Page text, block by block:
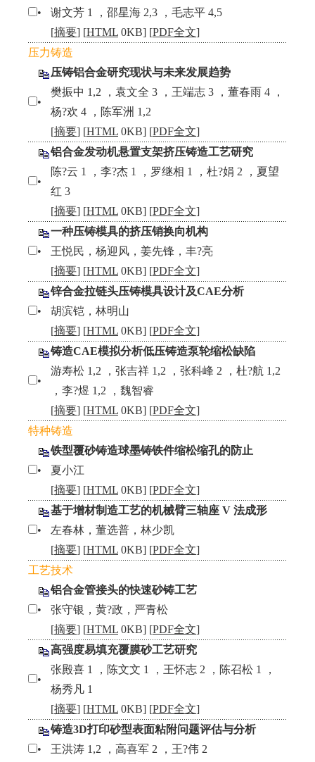
•
谢文芳 1 ，邵星海 2,3 ，毛志平 4,5
[摘要] [HTML 0KB] [PDF全文]
压力铸造
压铸铝合金研究现状与未来发展趋势
•
樊振中 1,2 ，袁文全 3 ，王端志 3 ，董春雨 4 ，
杨?欢 4 ，陈军洲 1,2
[摘要] [HTML 0KB] [PDF全文]
铝合金发动机悬置支架挤压铸造工艺研究
•
陈?云 1 ，李?杰 1 ，罗继相 1 ，杜?娟 2 ，夏望
红 3
[摘要] [HTML 0KB] [PDF全文]
一种压铸模具的挤压销换向机构
•
王悦民，杨迎风，姜先锋，丰?亮
[摘要] [HTML 0KB] [PDF全文]
锌合金拉链头压铸模具设计及CAE分析
•
胡滨铠，林明山
[摘要] [HTML 0KB] [PDF全文]
铸造CAE模拟分析低压铸造泵轮缩松缺陷
•
游寿松 1,2 ，张吉祥 1,2 ，张科峰 2 ，杜?航 1,2
，李?煜 1,2 ，魏智睿
[摘要] [HTML 0KB] [PDF全文]
特种铸造
铁型覆砂铸造球墨铸铁件缩松缩孔的防止
•
夏小江
[摘要] [HTML 0KB] [PDF全文]
基于增材制造工艺的机械臂三轴座 V 法成形
•
左春林，董选普，林少凯
[摘要] [HTML 0KB] [PDF全文]
工艺技术
铝合金管接头的快速砂铸工艺
•
张守银，黄?政，严青松
[摘要] [HTML 0KB] [PDF全文]
高强度易填充覆膜砂工艺研究
•
张殿喜 1 ，陈文文 1 ，王怀志 2 ，陈召松 1 ，
杨秀凡 1
[摘要] [HTML 0KB] [PDF全文]
铸造3D打印砂型表面粘附问题评估与分析
•
王洪涛 1,2 ，高喜军 2 ，王?伟 2